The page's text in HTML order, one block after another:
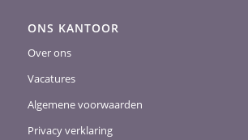
ONS KANTOOR
Over ons
Vacatures
Algemene voorwaarden
Privacy verklaring